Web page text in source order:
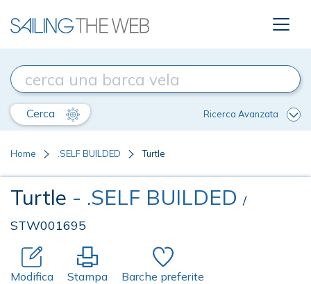
Cerca Ricerca Avanzata
Home .SELF BUILDED Turtle
Turtle - .SELF BUILDED /
STW001695
Modifica Stampa Barche preferite